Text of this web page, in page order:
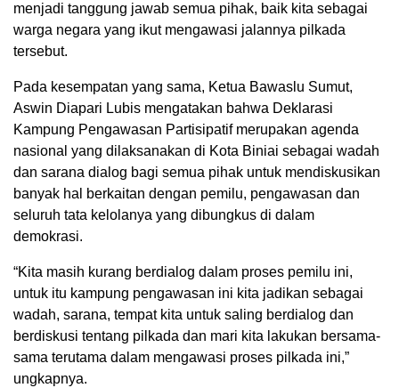
menjadi tanggung jawab semua pihak, baik kita sebagai
warga negara yang ikut mengawasi jalannya pilkada
tersebut.
Pada kesempatan yang sama, Ketua Bawaslu Sumut,
Aswin Diapari Lubis mengatakan bahwa Deklarasi
Kampung Pengawasan Partisipatif merupakan agenda
nasional yang dilaksanakan di Kota Biniai sebagai wadah
dan sarana dialog bagi semua pihak untuk mendiskusikan
banyak hal berkaitan dengan pemilu, pengawasan dan
seluruh tata kelolanya yang dibungkus di dalam
demokrasi.
“Kita masih kurang berdialog dalam proses pemilu ini,
untuk itu kampung pengawasan ini kita jadikan sebagai
wadah, sarana, tempat kita untuk saling berdialog dan
berdiskusi tentang pilkada dan mari kita lakukan bersama-
sama terutama dalam mengawasi proses pilkada ini,”
ungkapnya.